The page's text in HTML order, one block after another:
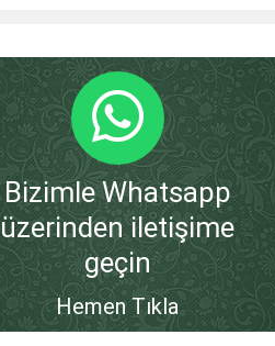
Bizimle Whatsapp
üzerinden iletişime
geçin
Hemen Tıkla